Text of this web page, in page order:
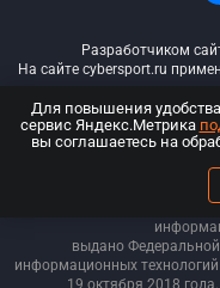
Разработчиком
На сайте cybersport.ru
© ООО
ООО «Киберспорт.ру».
выдано
информационных
19 октября 2018
Для повышения
сервис Яндекс.Метрика
вы соглашаетесь на